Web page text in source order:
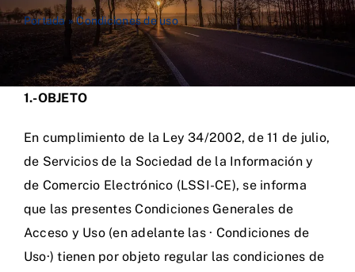
Licencias
Gestión
Servicios
FAQ
Blog
Portada»Condiciones de uso
1.-OBJETO
En cumplimiento de la Ley 34/2002, de 11 de julio,
de Servicios de la Sociedad de la Información y
de Comercio Electrónico (LSSI-CE), se informa
que las presentes Condiciones Generales de
Acceso y Uso (en adelante las · Condiciones de
Uso·) tienen por objeto regular las condiciones de